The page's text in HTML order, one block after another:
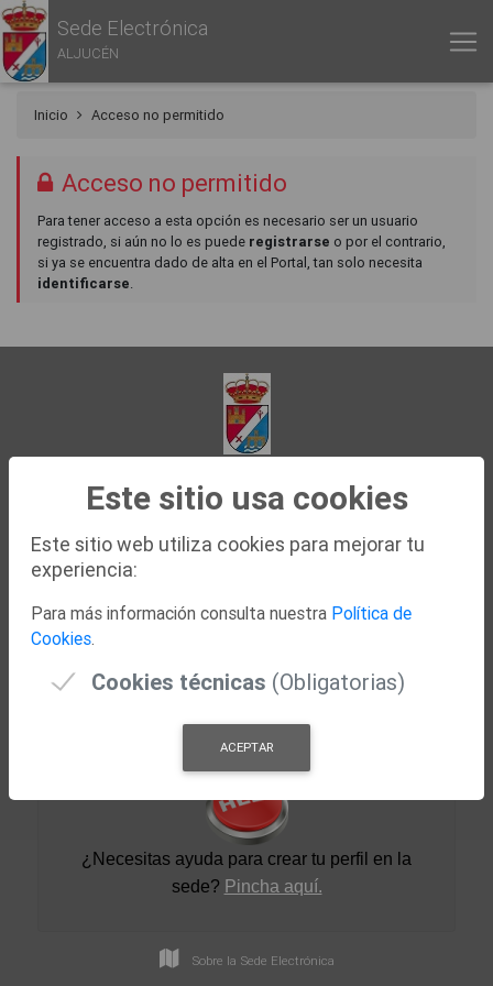
Sede Electrónica
ALJUCÉN
Inicio Acceso no permitido
Acceso no permitido
Para tener acceso a esta opción es necesario ser un usuario
registrado, si aún no lo es puede registrarse o por el contrario,
si ya se encuentra dado de alta en el Portal, tan solo necesita
identificarse.
06894 Aljucén (Badajoz)
Fax: 924300275
Correo-e:ayuntamiento@aljucen.es
Nuestra Historia
Corporación
¿Necesitas ayuda para crear tu perfil en la
sede? Pincha aquí.
Sobre la Sede Electrónica
Este sitio usa cookies
Este sitio web utiliza cookies para mejorar tu
experiencia:
Para más información consulta nuestra Política de
Cookies.
Cookies técnicas (Obligatorias)
ACEPTAR